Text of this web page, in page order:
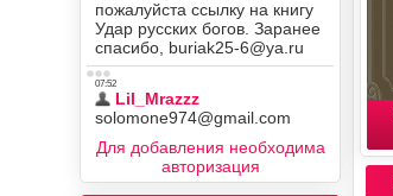
Для добавления необходима
авторизация